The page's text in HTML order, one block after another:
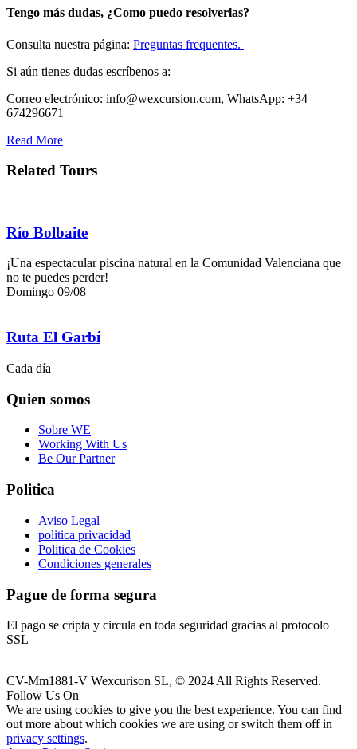
Tengo más dudas, ¿Como puedo resolverlas?
Consulta nuestra página: Preguntas frequentes.
Si aún tienes dudas escríbenos a:
Correo electrónico: info@wexcursion.com, WhatsApp: +34
674296671
Read More
Related Tours
Río Bolbaite
¡Una espectacular piscina natural en la Comunidad Valenciana que
no te puedes perder!
Domingo 09/08
Ruta El Garbí
Cada día
Quien somos
Sobre WE
Working With Us
Be Our Partner
Politica
Aviso Legal
politica privacidad
Politica de Cookies
Condiciones generales
Pague de forma segura
El pago se cripta y circula en toda seguridad gracias al protocolo
SSL
CV-Mm1881-V Wexcurison SL, © 2024 All Rights Reserved.
Follow Us On
We are using cookies to give you the best experience. You can find
out more about which cookies we are using or switch them off in
privacy settings.